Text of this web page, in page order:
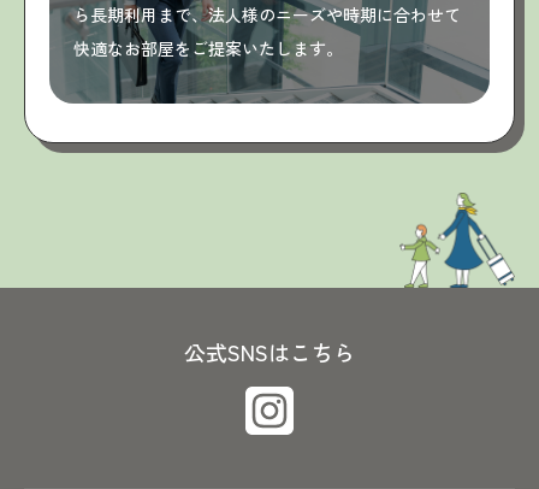
ら長期利用まで、法人様のニーズや時期に合わせて
快適なお部屋をご提案いたします。
公式SNSはこちら